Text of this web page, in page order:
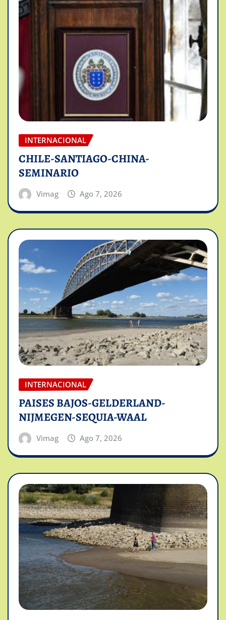
INTERNACIONAL
CHILE-SANTIAGO-CHINA-
SEMINARIO
Vimag Ago 7, 2026
INTERNACIONAL
PAISES BAJOS-GELDERLAND-
NIJMEGEN-SEQUIA-WAAL
Vimag Ago 7, 2026